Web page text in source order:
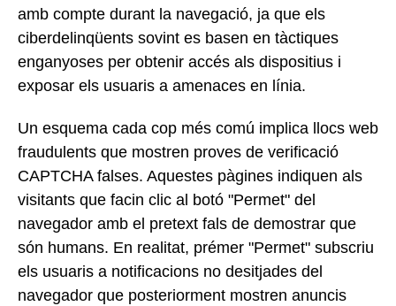
amb compte durant la navegació, ja que els
ciberdelinqüents sovint es basen en tàctiques
enganyoses per obtenir accés als dispositius i
exposar els usuaris a amenaces en línia.
Un esquema cada cop més comú implica llocs web
fraudulents que mostren proves de verificació
CAPTCHA falses. Aquestes pàgines indiquen als
visitants que facin clic al botó "Permet" del
navegador amb el pretext fals de demostrar que
són humans. En realitat, prémer "Permet" subscriu
els usuaris a notificacions no desitjades del
navegador que posteriorment mostren anuncis